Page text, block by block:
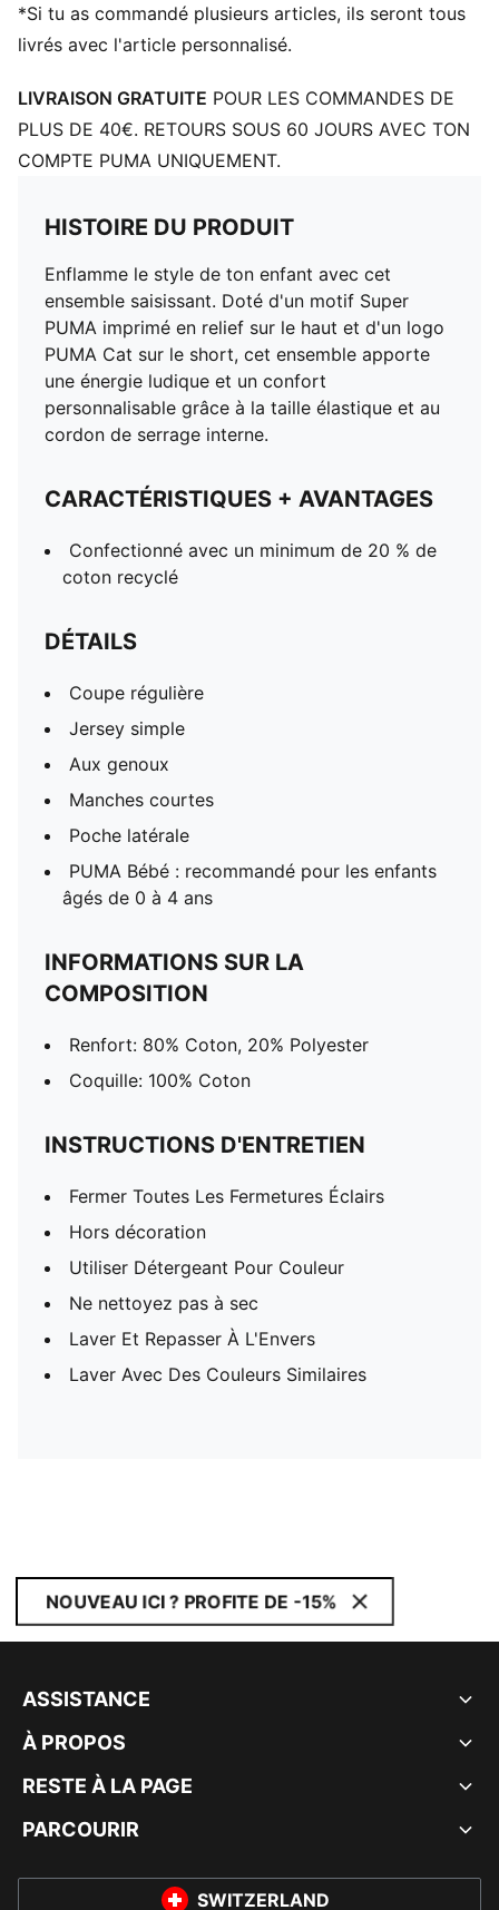
*Si tu as commandé plusieurs articles, ils seront tous
livrés avec l'article personnalisé.
LIVRAISON GRATUITE POUR LES COMMANDES DE
PLUS DE 40€. RETOURS SOUS 60 JOURS AVEC TON
COMPTE PUMA UNIQUEMENT.
HISTOIRE DU PRODUIT
Enflamme le style de ton enfant avec cet
ensemble saisissant. Doté d'un motif Super
PUMA imprimé en relief sur le haut et d'un logo
PUMA Cat sur le short, cet ensemble apporte
une énergie ludique et un confort
personnalisable grâce à la taille élastique et au
cordon de serrage interne.
CARACTÉRISTIQUES + AVANTAGES
Confectionné avec un minimum de 20 % de
coton recyclé
DÉTAILS
Coupe régulière
Jersey simple
Aux genoux
Manches courtes
Poche latérale
PUMA Bébé : recommandé pour les enfants
âgés de 0 à 4 ans
INFORMATIONS SUR LA
COMPOSITION
Renfort: 80% Coton, 20% Polyester
Coquille: 100% Coton
INSTRUCTIONS D'ENTRETIEN
Fermer Toutes Les Fermetures Éclairs
Hors décoration
Utiliser Détergeant Pour Couleur
Ne nettoyez pas à sec
Laver Et Repasser À L'Envers
Laver Avec Des Couleurs Similaires
NOUVEAU ICI ? PROFITE DE -15%
ASSISTANCE
À PROPOS
RESTE À LA PAGE
PARCOURIR
SWITZERLAND